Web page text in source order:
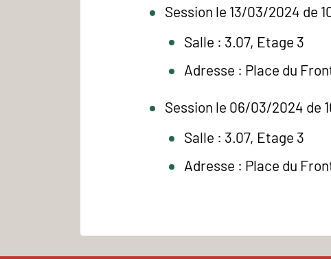
Session le 13/03/2024 de
Salle : 3.07, Etage 3
Adresse : Place du
Session le 06/03/2024 de
Salle : 3.07, Etage 3
Adresse : Place du